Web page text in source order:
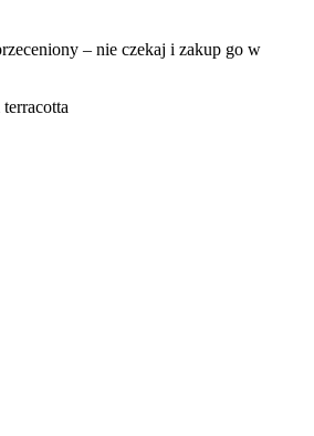
– nie czekaj i zakup go w